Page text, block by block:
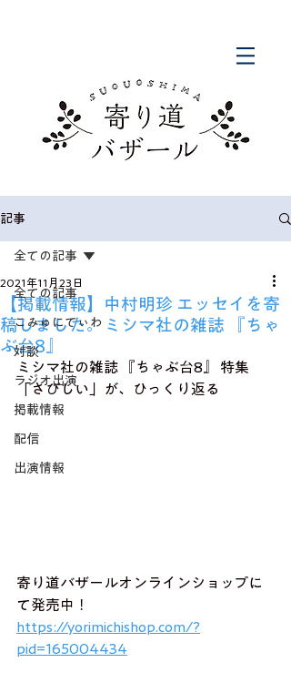
記事
全ての記事
こみゅにてぃわ
対談
ラジオ出演
掲載情報
配信
出演情報
全ての記事
【掲載情報】中村明珍 エッセイを寄
稿しました。ミシマ社の雑誌 『ちゃ
ぶ台8』
2021年11月23日
ミシマ社の雑誌 『ちゃぶ台8』 特集
「さびしい」が、ひっくり返る
寄り道バザールオンラインショップに
て発売中！
https://yorimichishop.com/?
pid=165004434